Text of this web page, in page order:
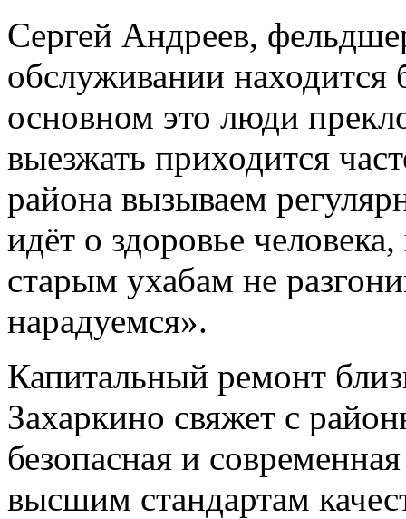
Сергей Андреев,
обслуживании находится
основном это люди
выезжать приходится
района вызываем
идёт о здоровье
старым ухабам не
нарадуемся».
Капитальный ремонт
Захаркино свяжет с
безопасная и
высшим стандартам